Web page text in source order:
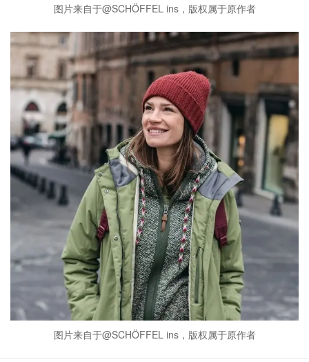
图片来自于@SCHÖFFEL ins，版权属于原作者
图片来自于@SCHÖFFEL ins，版权属于原作者